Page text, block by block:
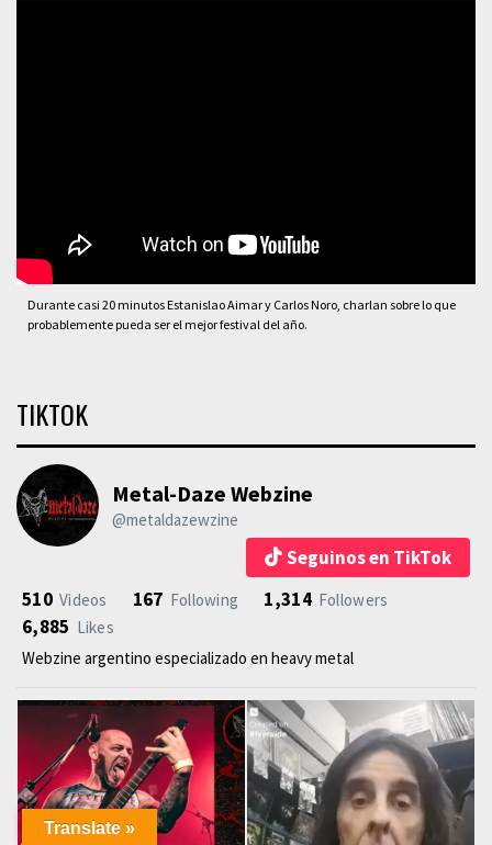
Durante casi 20 minutos Estanislao Aimar y Carlos Noro, charlan sobre lo que
probablemente pueda ser el mejor festival del año.
TIKTOK
Metal-Daze Webzine
@metaldazewzine
Seguinos en TikTok
510 Videos 167 Following 1,314 Followers
6,885 Likes
Webzine argentino especializado en heavy metal
Translate »